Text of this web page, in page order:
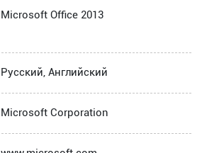
Microsoft Office 2013
Русский, Английский
Microsoft Corporation